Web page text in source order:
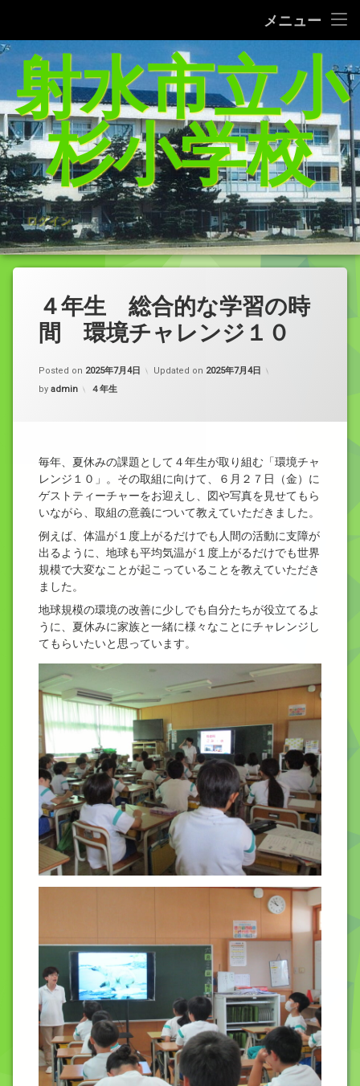
メニュー
給食レシピの紹介(1/27追加）
家庭学習支援サイトまとめ（5／21追加）
杉っ子８つの愛言葉
インターネット利用の約束/「おだいじね」ルール
学校いじめ防止基本方針
登校許可証明書
令和8年度年間行事予定表
コ
ン
ン
ツ
へ
ス
キ
ッ
プ
射水市立小
杉小学校
ログイン
４年生 総合的な学習の時
間 環境チャレンジ１０
Posted on 2025年7月4日 Updated on 2025年7月4日
by admin カテゴリー:
４年生
毎年、夏休みの課題として４年生が取り組む「環境チャ
レンジ１０」。その取組に向けて、６月２７日（金）に
ゲストティーチャーをお迎えし、図や写真を見せてもら
いながら、取組の意義について教えていただきました。
例えば、体温が１度上がるだけでも人間の活動に支障が
出るように、地球も平均気温が１度上がるだけでも世界
規模で大変なことが起こっていることを教えていただき
ました。
地球規模の環境の改善に少しでも自分たちが役立てるよ
うに、夏休みに家族と一緒に様々なことにチャレンジし
てもらいたいと思っています。